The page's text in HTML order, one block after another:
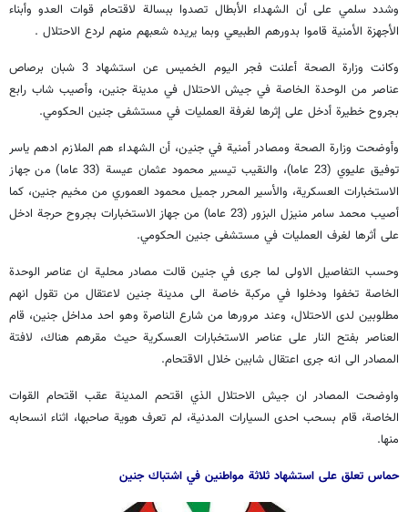
وشدد سلمي على أن الشهداء الأبطال تصدوا ببسالة لاقتحام قوات العدو وأبناء
الأجهزة الأمنية قاموا بدورهم الطبيعي وبما يريده شعبهم منهم لردع الاحتلال .
وكانت وزارة الصحة أعلنت فجر اليوم الخميس عن استشهاد 3 شبان برصاص
عناصر من الوحدة الخاصة في جيش الاحتلال في مدينة جنين، وأصيب شاب رابع
بجروح خطيرة أدخل على إثرها لغرفة العمليات في مستشفى جنين الحكومي.
وأوضحت وزارة الصحة ومصادر أمنية في جنين، أن الشهداء هم الملازم ادهم ياسر
توفيق عليوي (23 عاما)، والنقيب تيسير محمود عثمان عيسة (33 عاما) من جهاز
الاستخبارات العسكرية، والأسير المحرر جميل محمود العموري من مخيم جنين، كما
أصيب محمد سامر منيزل البزور (23 عاما) من جهاز الاستخبارات بجروح حرجة ادخل
على أثرها لغرف العمليات في مستشفى جنين الحكومي.
وحسب التفاصيل الاولى لما جرى في جنين قالت مصادر محلية ان عناصر الوحدة
الخاصة تخفوا ودخلوا في مركبة خاصة الى مدينة جنين لاعتقال من تقول انهم
مطلوبين لدى الاحتلال، وعند مرورها من شارع الناصرة وهو احد مداخل جنين، قام
العناصر بفتح النار على عناصر الاستخبارات العسكرية حيث مقرهم هناك، لافتة
المصادر الى انه جرى اعتقال شابين خلال الاقتحام.
واوضحت المصادر ان جيش الاحتلال الذي اقتحم المدينة عقب اقتحام القوات
الخاصة، قام بسحب احدى السيارات المدنية، لم تعرف هوية صاحبها، اثناء انسحابه
منها.
حماس تعلق على استشهاد ثلاثة مواطنين في اشتباك جنين